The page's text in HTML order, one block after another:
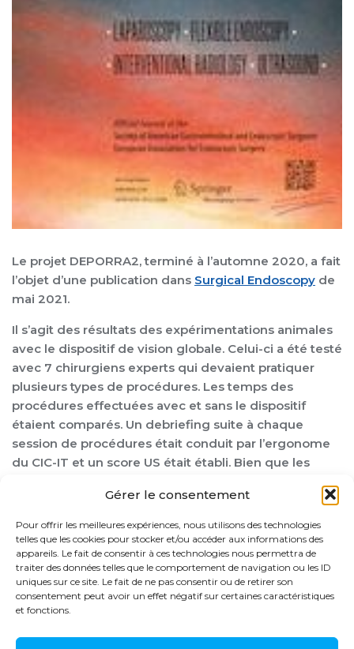
Gérer le consentement
Pour offrir les meilleures expériences, nous utilisons des technologies
telles que les cookies pour stocker et/ou accéder aux informations des
appareils. Le fait de consentir à ces technologies nous permettra de
traiter des données telles que le comportement de navigation ou les ID
uniques sur ce site. Le fait de ne pas consentir ou de retirer son
consentement peut avoir un effet négatif sur certaines caractéristiques
et fonctions.
Le projet DEPORRA2, terminé à l’automne 2020, a fait
l’objet d’une publication dans Surgical Endoscopy de
mai 2021.
Il s’agit des résultats des expérimentations animales
avec le dispositif de vision globale. Celui-ci a été testé
avec 7 chirurgiens experts qui devaient pratiquer
plusieurs types de procédures. Les temps des
procédures effectuées avec et sans le dispositif
étaient comparés. Un debriefing suite à chaque
session de procédures était conduit par l’ergonome
du CIC-IT et un score US était établi. Bien que les
soient pas significativement différents, les résultats
de ces expérimentations sont très encourageants.
L’analyse ergonomique effectuée a permis de
montrer l’acceptabilité du nouveau dispositif, de
souligner les avantages à utiliser le dispositif dans
des situations mieux définies et de proposer de
nouvelles pistes d’amélioration du dispositif.